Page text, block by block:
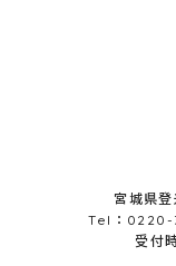
宮城県
Tel：
受付